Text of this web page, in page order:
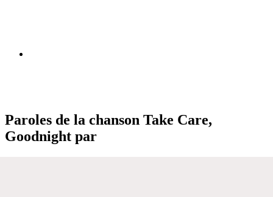
Paroles de la chanson Take Care,
Goodnight par